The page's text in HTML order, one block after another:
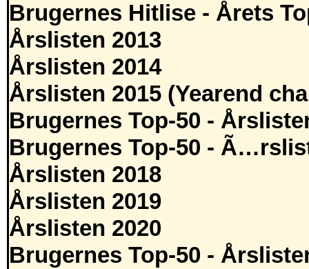
Brugernes Hitlise - Årets
Årslisten 2013
Årslisten 2014
Årslisten 2015 (Yearend
Brugernes Top-50 -
Brugernes Top-50 -
Årslisten 2018
Årslisten 2019
Årslisten 2020
Brugernes Top-50 -